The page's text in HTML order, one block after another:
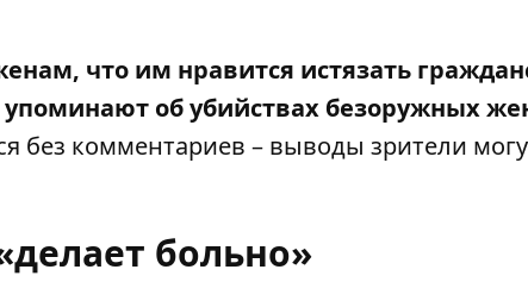
что им нравится истязать
упоминают об убийствах безоружных
без комментариев – выводы зрители
больно»